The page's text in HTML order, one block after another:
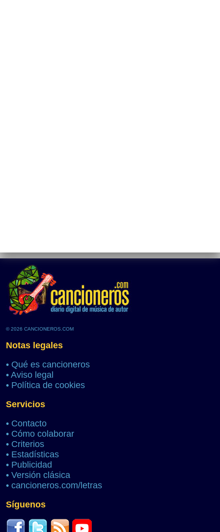
© 2026 CANCIONEROS.COM
Notas legales
• Qué es cancioneros
• Aviso legal
• Política de cookies
Servicios
• Contacto
• Cómo colaborar
• Criterios
• Estadísticas
• Publicidad
• Versión clásica
• cancioneros.com/letras
Síguenos